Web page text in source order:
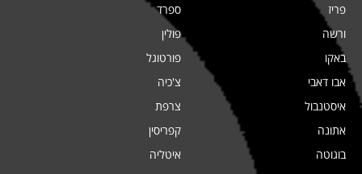
פריז
ורשה
באקו
אבו דאבי
איסטנבול
אתונה
בוגוטה
ספרד
פולין
פורטוגל
צ'כיה
צרפת
קפריסין
איטליה